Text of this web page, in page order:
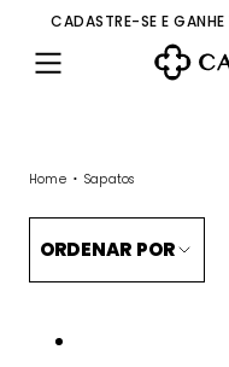
CADASTRE-SE E
Home Sapatos
ORDENAR POR